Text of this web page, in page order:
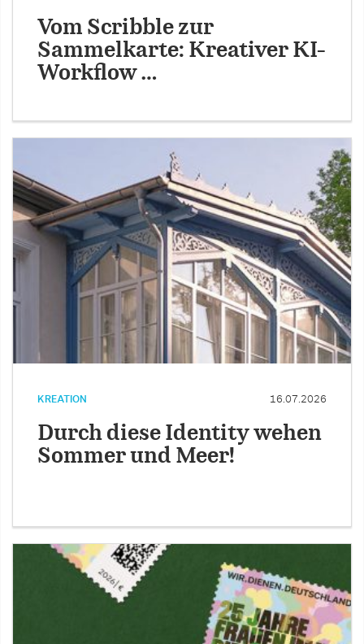
Vom Scribble zur
Sammelkarte: Kreativer KI-
Workflow …
KREATION 16.07.2026
Durch diese Identity wehen
Sommer und Meer!